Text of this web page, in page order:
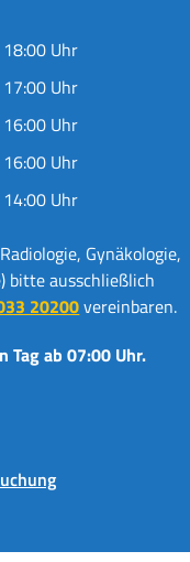
Uhr
Uhr
Uhr
Uhr
Uhr
Gynäkologie,
bitte ausschließlich
20200vereinbaren.
Tag ab 07:00 Uhr.